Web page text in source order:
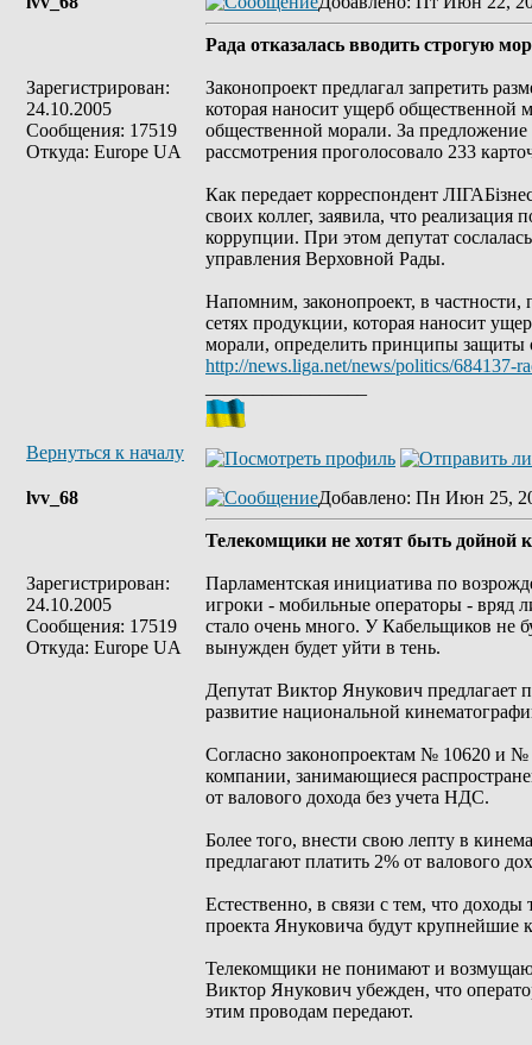
Зарегистрирован:
24.10.2005
Сообщения: 17519
Откуда: Europe UA
Рада отказалась вводить строгую
Законопроект предлагал запретить
которая наносит ущерб общественной
общественной морали. За
рассмотрения проголосовало 233
Как передает корреспондент
своих коллег, заявила, что
коррупции. При этом депутат
управления Верховной Рады.
Напомним, законопроект, в частности,
сетях продукции, которая наносит
морали, определить принципы защиты
http://news.liga.net/news/politics/684137-
Вернуться к началу
lvv_68
Зарегистрирован:
24.10.2005
Сообщения: 17519
Откуда: Europe UA
Добавлено: Пн Июн 25,
Телекомщики не хотят быть дойной
Парламентская инициатива по
игроки - мобильные операторы - вряд
стало очень много. У Кабельщиков не
вынужден будет уйти в тень.
Депутат Виктор Янукович предлагает
развитие национальной
Согласно законопроектам № 10620 и №
компании, занимающиеся
от валового дохода без учета НДС.
Более того, внести свою лепту в
предлагают платить 2% от валового
Естественно, в связи с тем, что
проекта Януковича будут
Телекомщики не понимают и
Виктор Янукович убежден, что
этим проводам передают.